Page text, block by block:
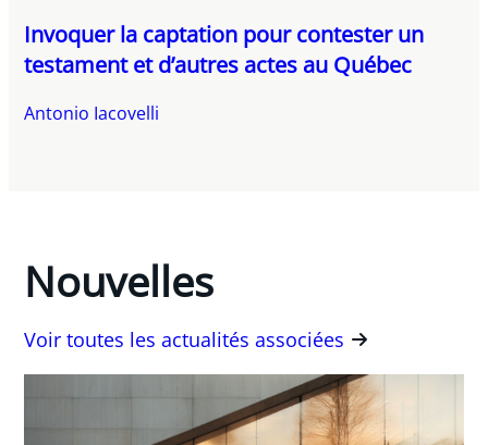
Invoquer la captation pour contester un
testament et d’autres actes au Québec
Antonio Iacovelli
Nouvelles
Voir toutes les actualités associées